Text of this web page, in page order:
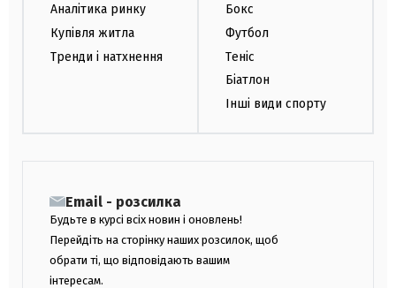
Аналітика ринку
Купівля житла
Тренди і натхнення
Бокс
Футбол
Теніс
Біатлон
Інші види спорту
Email - розсилка
Будьте в курсі всіх новин і оновлень!
Перейдіть на сторінку наших розсилок, щоб
обрати ті, що відповідають вашим
інтересам.